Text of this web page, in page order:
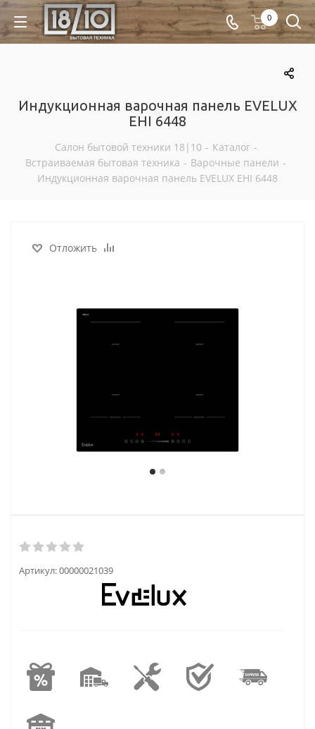
0
Индукционная варочная панель EVELUX
EHI 6448
Салон бытовой техники 18|10 - Каталог -
Встраиваемая бытовая техника - Варочные панели -
Индукционная варочная панель EVELUX EHI 6448
Отложить
Артикул:00000021039